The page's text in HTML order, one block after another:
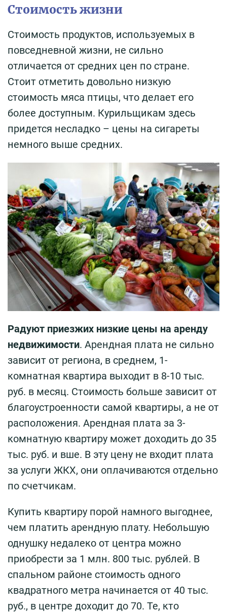
Стоимость жизни
Стоимость продуктов, используемых в
повседневной жизни, не сильно
отличается от средних цен по стране.
Стоит отметить довольно низкую
стоимость мяса птицы, что делает его
более доступным. Курильщикам здесь
придется несладко – цены на сигареты
немного выше средних.
Радуют приезжих низкие цены на аренду
недвижимости. Арендная плата не сильно
зависит от региона, в среднем, 1-
комнатная квартира выходит в 8-10 тыс.
руб. в месяц. Стоимость больше зависит от
благоустроенности самой квартиры, а не от
расположения. Арендная плата за 3-
комнатную квартиру может доходить до 35
тыс. руб. и вше. В эту цену не входит плата
за услуги ЖКХ, они оплачиваются отдельно
по счетчикам.
Купить квартиру порой намного выгоднее,
чем платить арендную плату. Небольшую
однушку недалеко от центра можно
приобрести за 1 млн. 800 тыс. рублей. В
спальном районе стоимость одного
квадратного метра начинается от 40 тыс.
руб., в центре доходит до 70. Те, кто